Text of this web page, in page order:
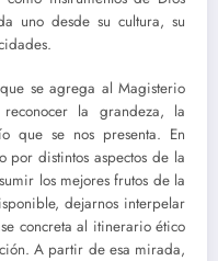
uno desde su cultura, su
se agrega al Magisterio
la grandeza, la
que se nos presenta. En
distintos aspectos de la
los mejores frutos de la
dejarnos interpelar
concreta al itinerario ético
A partir de esa mirada,